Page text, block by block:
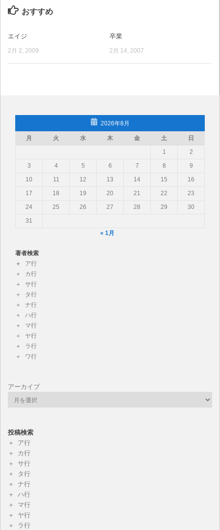
おすすめ
エイジ
2月 2, 2009
卒業
2月 14, 2007
2026年8月
月 火 水 木 金 土
日
1
2
3
4 5 6 7 8
9
10
11 12 13 14 15
16
17
18 19 20 21 22
23
24
25 26 27 28 29
30
31
« 1月
著者検索
ア行
カ行
サ行
タ行
ナ行
ハ行
マ行
ヤ行
ラ行
ワ行
アーカイブ
投稿検索
ア行
カ行
サ行
タ行
ナ行
ハ行
マ行
ヤ行
ラ行